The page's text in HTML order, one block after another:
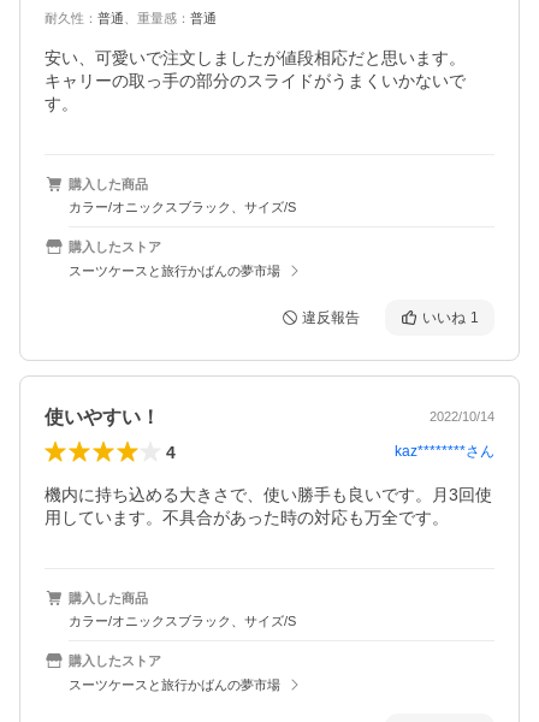
耐久性 ： 普通 重量感 ： 普通
安い、可愛いで注文しましたが値段相応だと思います。
キャリーの取っ手の部分のスライドがうまくいかないで
す。
購入した商品
カラー/オニックスブラック、サイズ/S
購入したストア
スーツケースと旅行かばんの夢市場
違反報告 いいね 1
使いやすい！ 2022/10/14
4 kaz********さん
機内に持ち込める大きさで、使い勝手も良いです。月3回使
用しています。不具合があった時の対応も万全です。
購入した商品
カラー/オニックスブラック、サイズ/S
購入したストア
スーツケースと旅行かばんの夢市場